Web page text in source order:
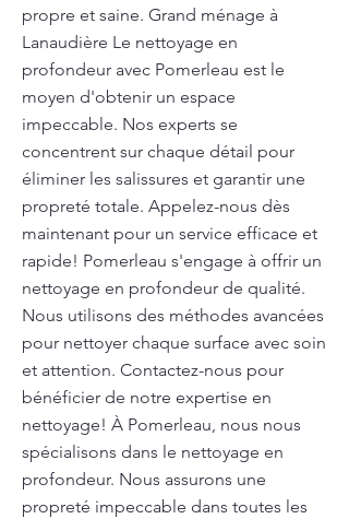
propre et saine. Grand ménage à
Lanaudière Le nettoyage en
profondeur avec Pomerleau est le
moyen d'obtenir un espace
impeccable. Nos experts se
concentrent sur chaque détail pour
éliminer les salissures et garantir une
propreté totale. Appelez-nous dès
maintenant pour un service efficace et
rapide! Pomerleau s'engage à offrir un
nettoyage en profondeur de qualité.
Nous utilisons des méthodes avancées
pour nettoyer chaque surface avec soin
et attention. Contactez-nous pour
bénéficier de notre expertise en
nettoyage! À Pomerleau, nous nous
spécialisons dans le nettoyage en
profondeur. Nous assurons une
propreté impeccable dans toutes les